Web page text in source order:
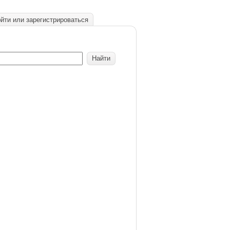
или зарегистрироваться